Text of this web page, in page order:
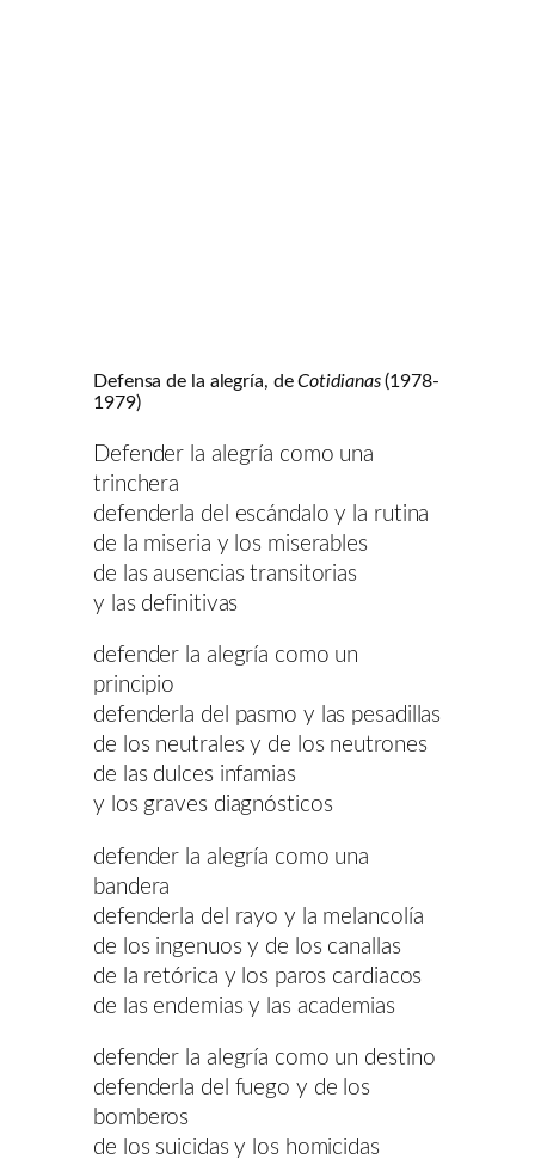
Defensa de la alegría, deCotidianas(1978-
1979)
Defender la alegría como una
trinchera
defenderla del escándalo y la rutina
de la miseria y los miserables
de las ausencias transitorias
y las definitivas
defender la alegría como un
principio
defenderla del pasmo y las pesadillas
de los neutrales y de los neutrones
de las dulces infamias
y los graves diagnósticos
defender la alegría como una
bandera
defenderla del rayo y la melancolía
de los ingenuos y de los canallas
de la retórica y los paros cardiacos
de las endemias y las academias
defender la alegría como un destino
defenderla del fuego y de los
bomberos
de los suicidas y los homicidas